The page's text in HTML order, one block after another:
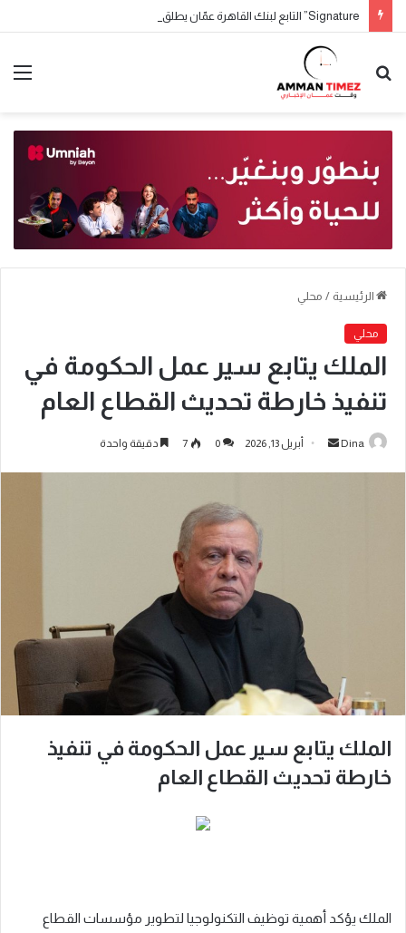
الرئيسية / محلي
محلي
الملك يتابع سير عمل الحكومة في
تنفيذ خارطة تحديث القطاع العام
Dina أبريل 13, 2026 0
7 دقيقة واحدة
الملك يتابع سير عمل الحكومة في تنفيذ
خارطة تحديث القطاع العام
الملك يؤكد أهمية توظيف التكنولوجيا لتطوير مؤسسات القطاع